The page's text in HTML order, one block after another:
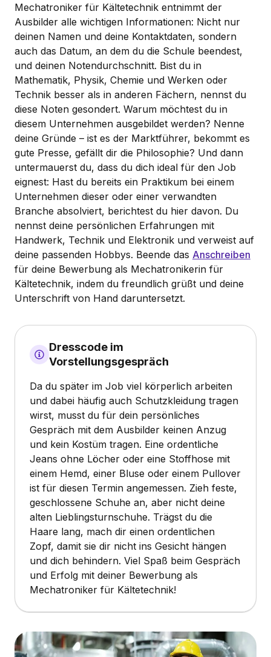
Mechatroniker für Kältetechnik entnimmt der
Ausbilder alle wichtigen Informationen: Nicht nur
deinen Namen und deine Kontaktdaten, sondern
auch das Datum, an dem du die Schule beendest,
und deinen Notendurchschnitt. Bist du in
Mathematik, Physik, Chemie und Werken oder
Technik besser als in anderen Fächern, nennst du
diese Noten gesondert. Warum möchtest du in
diesem Unternehmen ausgebildet werden? Nenne
deine Gründe – ist es der Marktführer, bekommt es
gute Presse, gefällt dir die Philosophie? Und dann
untermauerst du, dass du dich ideal für den Job
eignest: Hast du bereits ein Praktikum bei einem
Unternehmen dieser oder einer verwandten
Branche absolviert, berichtest du hier davon. Du
nennst deine persönlichen Erfahrungen mit
Handwerk, Technik und Elektronik und verweist auf
deine passenden Hobbys. Beende das Anschreiben
für deine Bewerbung als Mechatronikerin für
Kältetechnik, indem du freundlich grüßt und deine
Unterschrift von Hand daruntersetzt.
Dresscode im
Vorstellungsgespräch
Da du später im Job viel körperlich arbeiten
und dabei häufig auch Schutzkleidung tragen
wirst, musst du für dein persönliches
Gespräch mit dem Ausbilder keinen Anzug
und kein Kostüm tragen. Eine ordentliche
Jeans ohne Löcher oder eine Stoffhose mit
einem Hemd, einer Bluse oder einem Pullover
ist für diesen Termin angemessen. Zieh feste,
geschlossene Schuhe an, aber nicht deine
alten Lieblingsturnschuhe. Trägst du die
Haare lang, mach dir einen ordentlichen
Zopf, damit sie dir nicht ins Gesicht hängen
und dich behindern. Viel Spaß beim Gespräch
und Erfolg mit deiner Bewerbung als
Mechatroniker für Kältetechnik!